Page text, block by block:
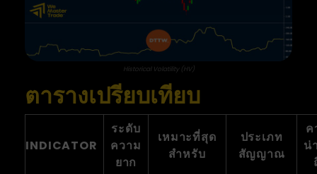
Historical Volatility (HV)
ตารางเปรียบเทียบ
INDICATOR
ระดับ
ความ
ยาก
เหมาะที่สุด
สำหรับ
ประเภท
สัญญาณ
ค
น่